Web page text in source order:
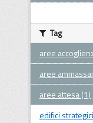
Tag
aree
aree
aree attesa (1)
edifici